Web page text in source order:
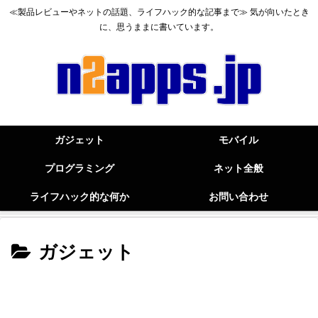
≪製品レビューやネットの話題、ライフハック的な記事まで≫ 気が向いたとき
に、思うままに書いています。
ガジェット モバイル
プログラミング ネット全般
ライフハック的な何か お問い合わせ
ガジェット